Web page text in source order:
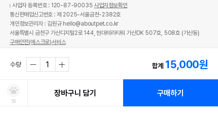
수량 합계 15,000원
찜
장바구니 담기 구매하기
사업자 등록번호 : 120-87-90035사업자정보확인
통신판매업신고번호 : 제 2025-서울금천-2382호
개인정보관리자 : 김원규 hello@aboutpet.co.kr
서울특별시 금천구 가산디지털2로 144, 현대테라타워 가산DK 507호, 508호 (가산동)
구매안전(에스크로)서비스